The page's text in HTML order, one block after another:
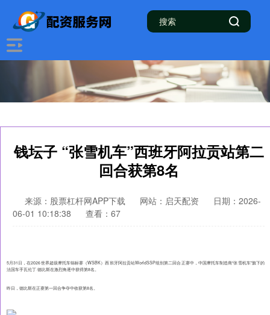
钱坛子 “张雪机车”西班牙阿拉贡站第二
回合获第8名
来源：股票杠杆网APP下载 网站：启天配资
日期：2026-
06-01 10:18:38
查看：67
5月31日，在2026世界超级摩托车锦标赛（WSBK）西班牙阿拉贡站WorldSSP组别第二回合正赛中，中国摩托车制造商“张雪机车”旗下的
法国车手瓦伦丁·德比斯在激烈角逐中获得第8名。
昨日，德比斯在正赛第一回合争夺中收获第8名。